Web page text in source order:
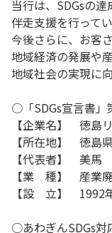
当行は、SDGsの
伴走支援を行ってい
今後さらに、お客
地域経済の発展や
地域社会の実現に
○「SDGs宣言書」
【企業名】 徳島
【所在地】 徳島
【代表者】 美馬
【業 種】 産業
【設 立】 1992
○あわぎんSDGs対